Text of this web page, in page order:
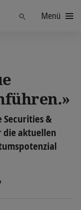
FindenMenü
Securities &
die aktuellen